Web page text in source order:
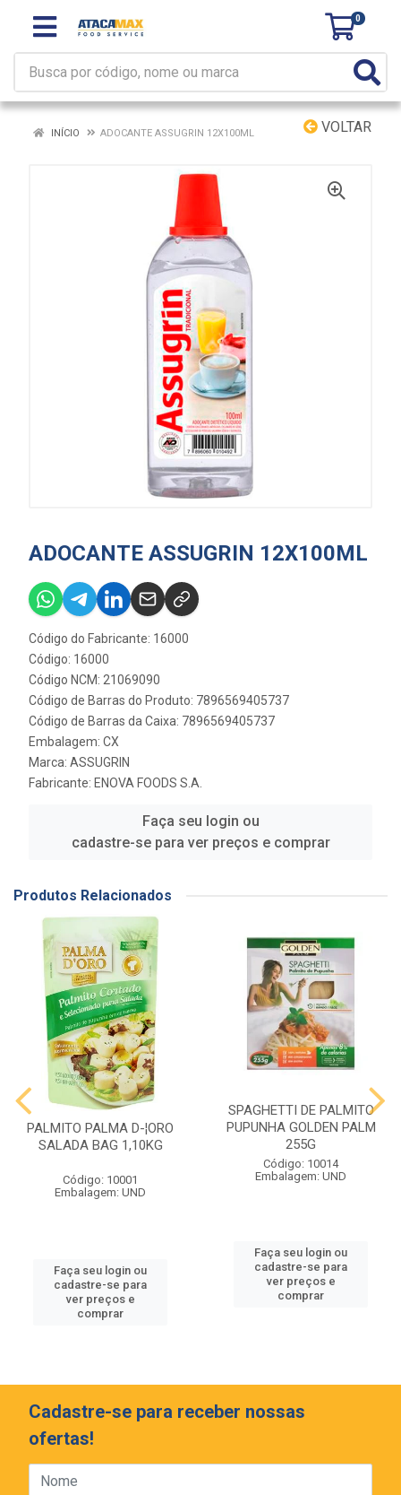
0
VOLTAR
INÍCIO ADOCANTE ASSUGRIN 12X100ML
ADOCANTE ASSUGRIN 12X100ML
Código do Fabricante: 16000
Código: 16000
Código NCM: 21069090
Código de Barras do Produto: 7896569405737
Código de Barras da Caixa: 7896569405737
Embalagem: CX
Marca: ASSUGRIN
Fabricante: ENOVA FOODS S.A.
Faça seu login ou
cadastre-se para ver preços e comprar
Produtos Relacionados
PALMITO PALMA D-¦ORO
SALADA BAG 1,10KG
Código: 10001
Embalagem: UND
Faça seu login ou
cadastre-se para
ver preços e
comprar
SPAGHETTI DE PALMITO
PUPUNHA GOLDEN PALM
255G
Código: 10014
Embalagem: UND
Faça seu login ou
cadastre-se para
ver preços e
comprar
Cadastre-se para receber nossas
ofertas!